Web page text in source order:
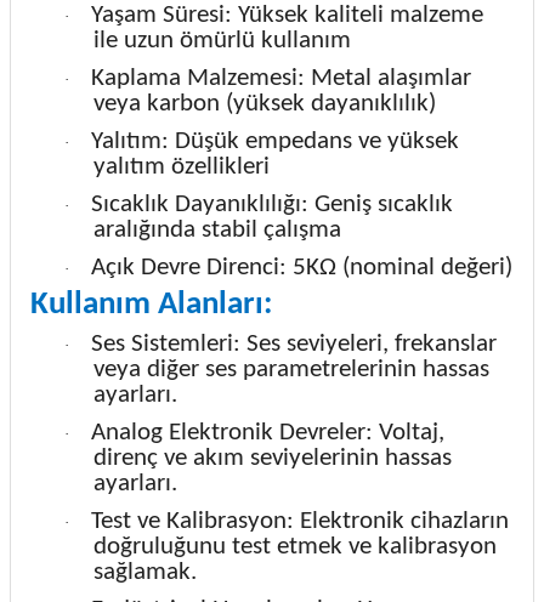
·
Yaşam Süresi: Yüksek kaliteli malzeme
ile uzun ömürlü kullanım
·
Kaplama Malzemesi: Metal alaşımlar
veya karbon (yüksek dayanıklılık)
·
Yalıtım: Düşük empedans ve yüksek
yalıtım özellikleri
·
Sıcaklık Dayanıklılığı: Geniş sıcaklık
aralığında stabil çalışma
· Açık Devre Direnci: 5KΩ (nominal değeri)
Kullanım Alanları:
·
Ses Sistemleri: Ses seviyeleri, frekanslar
veya diğer ses parametrelerinin hassas
ayarları.
·
Analog Elektronik Devreler: Voltaj,
direnç ve akım seviyelerinin hassas
ayarları.
·
Test ve Kalibrasyon: Elektronik cihazların
doğruluğunu test etmek ve kalibrasyon
sağlamak.